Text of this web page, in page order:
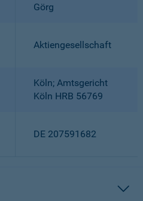
Görg
Aktiengesellschaft
Köln; Amtsgericht
Köln HRB 56769
DE 207591682